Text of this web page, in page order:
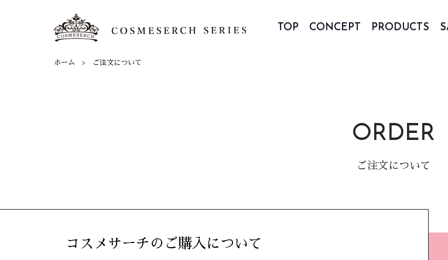
TOP CONCEPT PRODUCTS
ホーム ご注文について
ORDER
ご注文について
コスメサーチのご購入について